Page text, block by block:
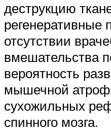
деструкцию
регенеративные
отсутствии
вмешательства
вероятность
мышечной
сухожильных
спинного мозга.